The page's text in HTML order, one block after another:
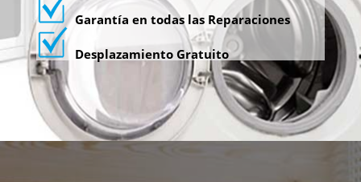
Garantía en todas las Reparaciones
Desplazamiento Gratuito